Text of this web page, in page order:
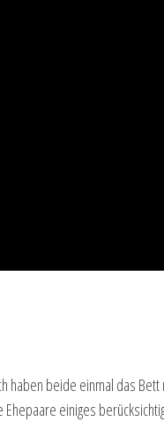
haben beide einmal das
einiges